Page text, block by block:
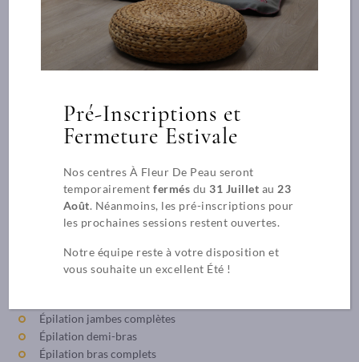
Nous vous proposons une épilation non-douloureuse et
respectueuse de la peau.
Épilation sourcils
Épilation lèvres
Épilation joues ou menton
Épilation jambes complètes
Épilation demi-bras
Épilation bras complets
Pré-Inscriptions et
Fermeture Estivale
Nos centres À Fleur De Peau seront
temporairementfermés du31 Juillet au 23
Août. Néanmoins, les pré-inscriptions pour
les prochaines sessions restent ouvertes.
Notre équipe reste à votre disposition et
vous souhaite un excellent Été !